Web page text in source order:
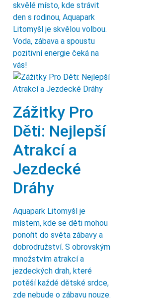
skvělé místo, kde strávit
den s rodinou, Aquapark
Litomyšl je skvělou volbou.
Voda, zábava a spoustu
pozitivní energie čeká na
vás!
Zážitky Pro
Děti: Nejlepší
Atrakcí a
Jezdecké
Dráhy
Aquapark Litomyšl je
místem, kde se děti mohou
ponořit do světa zábavy a
dobrodružství. S obrovským
množstvím atrakcí a
jezdeckých drah, které
potěší každé dětské srdce,
zde nebude o zábavu nouze.